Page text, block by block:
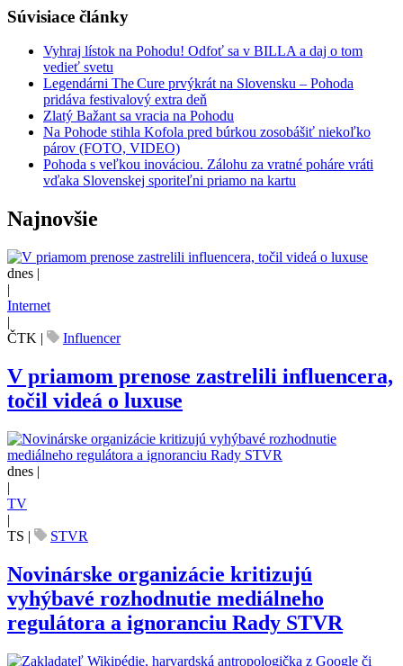
Súvisiace články
Vyhraj lístok na Pohodu! Odfoť sa v BILLA a daj o tom
vedieť svetu
Legendárni The Cure prvýkrát na Slovensku – Pohoda
pridáva festivalový extra deň
Zlatý Bažant sa vracia na Pohodu
Na Pohode stihla Kofola pred búrkou zosobášiť niekoľko
párov (FOTO, VIDEO)
Pohoda s veľkou inováciou. Zálohu za vratné poháre vráti
vďaka Slovenskej sporiteľni priamo na kartu
Najnovšie
dnes |
|
Internet
|
ČTK | Influencer
V priamom prenose zastrelili influencera,
točil videá o luxuse
dnes |
|
TV
|
TS | STVR
Novinárske organizácie kritizujú
vyhýbavé rozhodnutie mediálneho
regulátora a ignoranciu Rady STVR